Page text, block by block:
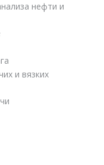
нефти и
и вязких